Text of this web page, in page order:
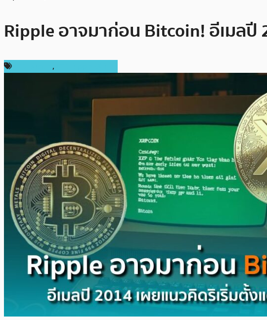
Ripple อาจมาก่อน Bitcoin! อีเมล
,